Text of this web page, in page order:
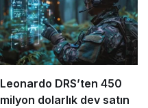
Leonardo DRS’ten 450
milyon dolarlık dev satın